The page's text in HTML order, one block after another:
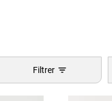
Filtrer